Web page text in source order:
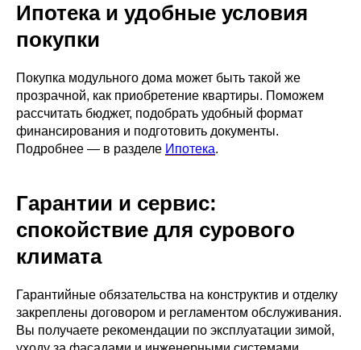
Ипотека и удобные условия
покупки
Покупка модульного дома может быть такой же
прозрачной, как приобретение квартиры. Поможем
рассчитать бюджет, подобрать удобный формат
финансирования и подготовить документы.
Подробнее — в разделе Ипотека.
Гарантии и сервис:
спокойствие для сурового
климата
Гарантийные обязательства на конструктив и отделку
закреплены договором и регламентом обслуживания.
Вы получаете рекомендации по эксплуатации зимой,